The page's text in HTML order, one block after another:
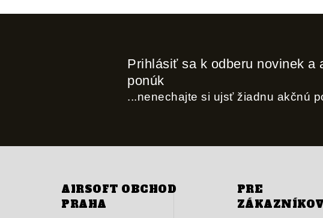
Prihlásiť sa k odberu novinek a
ponúk
...nenechajte si ujsť žiadnu akčnú
AIRSOFT OBCHOD
PRAHA
PRE
ZÁKAZNÍKOV